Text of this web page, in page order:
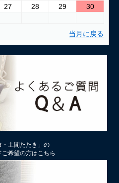
の着色に使える もちろん土壁
、出なかったりするのはなぜ？
「やすらぎ」の色をうすく、淡
と！は滑らかな表面にもできる
27 28 29
30
当月に戻る
・土間たたき」の
希望の方はこちら